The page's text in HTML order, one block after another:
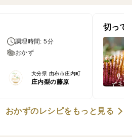
調理時間: 5分
おかず
大分県 由布市庄内町
庄内梨の藤原
切って
おかずのレシピをもっと見る